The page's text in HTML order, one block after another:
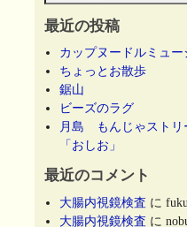
最近の投稿
カップヌードルミュー
ちょっとお散歩
鋸山
ビーズのラグ
月島 もんじゃスト
「おしお」
最近のコメント
大腸内視鏡検査 に
大腸内視鏡検査 に